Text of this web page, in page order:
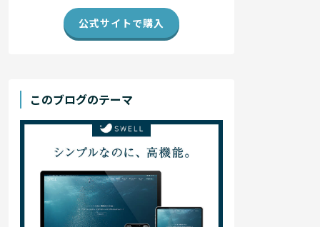
公式サイトで購入
このブログのテーマ